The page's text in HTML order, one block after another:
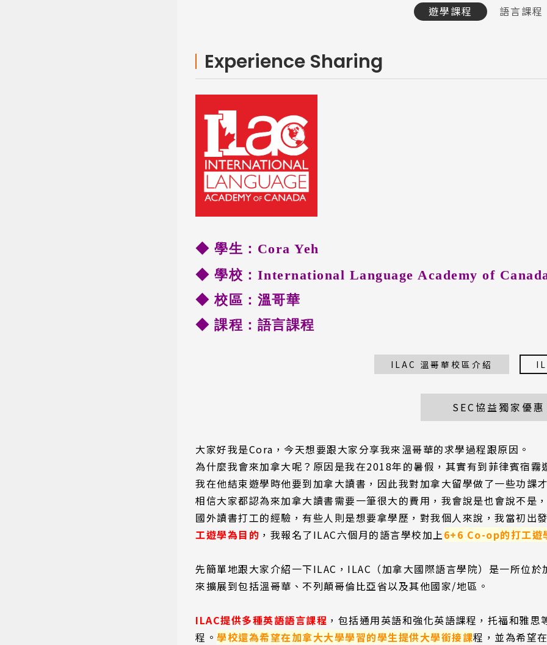
遊學課程 語言課程
Experience Sharing
◆ 學生：Cora Yeh
◆ 學校：International Language Academy of
◆校區：溫哥華
◆ 課程：語言課程
ILAC 溫哥華校區介紹
SEC協益獨家優惠
大家好我是Cora，今天想要跟大家分享我來溫哥華的求學過程跟原因。
為什麼我會來加拿大呢？原因是我在2018年的暑假，其實有到菲律賓宿
我在他結束遊學時他要到加拿大讀書，因此我對加拿大留學做了一些功課
相信大家都認為來加拿大讀書需要一筆很大的費用，我會說是也會說不是
國外讀書打工的經驗，有些人則是想要拿學歷，對我個人來說，我當初出
工遊學為目的 ，我報名了ILAC六個月的語言學校加上 6+6 Co-op的打工遊
先簡單地跟大家介紹一下ILAC，ILAC（加拿大國際語言學院）是一所位
來擴展到包括溫哥華、不列顛哥倫比亞省以及其他國家/地區。
ILAC提供多種英語語言課程 ，包括通用英語和強化英語課程，托福和雅
程。 學校還為希望在加拿大大學學習的學生提供大學銜接課程，並為希望